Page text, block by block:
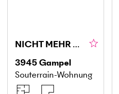
NICHT MEHR VERFÜGBAR
3945Gampel
Souterrain-Wohnung